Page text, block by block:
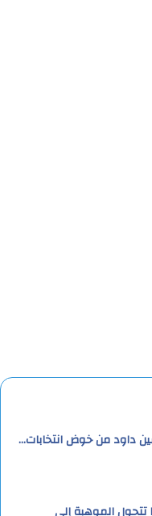
داود من خوض انتخابات…